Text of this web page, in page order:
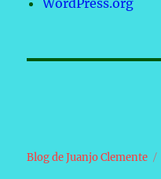
Blog de Juanjo Clemente